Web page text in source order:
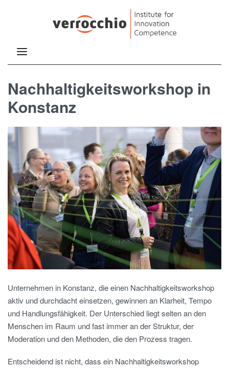
Nachhaltigkeitsworkshop in
Konstanz
Unternehmen in Konstanz, die einen Nachhaltigkeitsworkshop
aktiv und durchdacht einsetzen, gewinnen an Klarheit, Tempo
und Handlungsfähigkeit. Der Unterschied liegt selten an den
Menschen im Raum und fast immer an der Struktur, der
Moderation und den Methoden, die den Prozess tragen.
Entscheidend ist nicht, dass ein Nachhaltigkeitsworkshop